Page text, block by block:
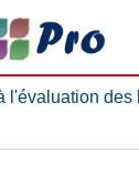
l'évaluation des